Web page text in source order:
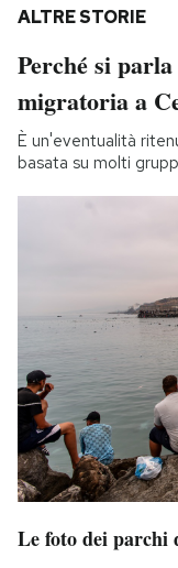
ALTRE STORIE
Perché si
migratoria a
È un'eventualità
basata su molti
Le foto dei